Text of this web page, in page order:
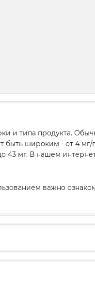
и типа продукта.
широким - от 4 мг/
43 мг. В нашем
важно